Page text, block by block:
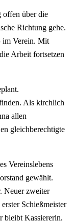
offen über die
Richtung gehe.
im Verein. Mit
Arbeit fortsetzen
Als kirchlich
allen
gleichberechtigte
Vereinslebens
gewählt.
Neuer zweiter
Schießmeister
bleibt Kassiererin,